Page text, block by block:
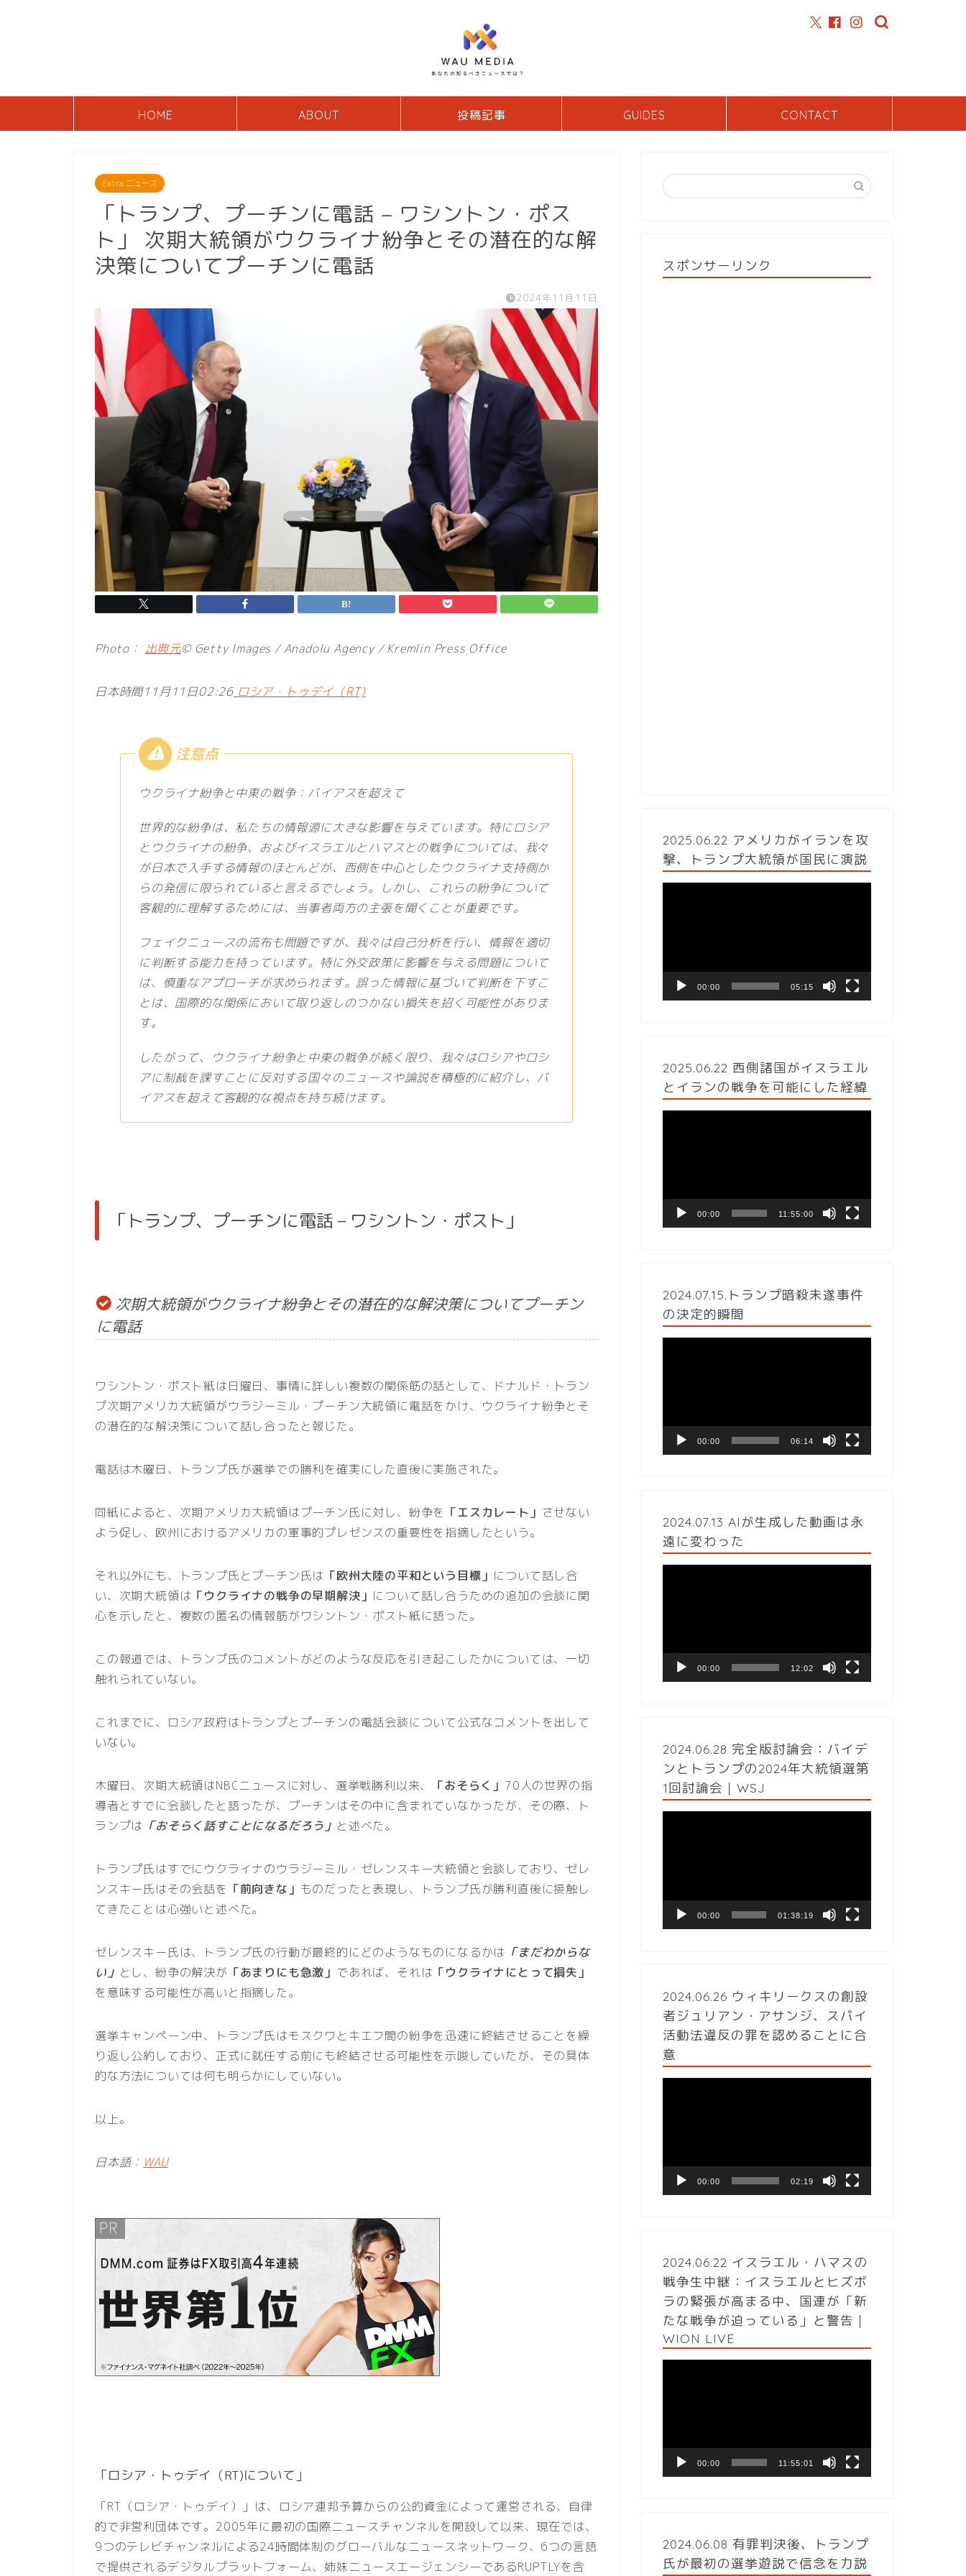
HOME ABOUT 投稿記事 GUIDES CONTACT
Extra ニュース
「トランプ、プーチンに電話 – ワシントン・ポス
ト」 次期大統領がウクライナ紛争とその潜在的な解
決策についてプーチンに電話
2024年11月11日
Photo： 出典元© Getty Images / Anadolu Agency / Kremlin Press Office
日本時間11月11日02:26 ロシア・トゥデイ（RT)
ウクライナ紛争と中東の戦争：バイアスを超えて
世界的な紛争は、私たちの情報源に大きな影響を与えています。特にロシア
とウクライナの紛争、およびイスラエルとハマスとの戦争については、我々
が日本で入手する情報のほとんどが、西側を中心としたウクライナ支持側か
らの発信に限られていると言えるでしょう。しかし、これらの紛争について
客観的に理解するためには、当事者両方の主張を聞くことが重要です。
フェイクニュースの流布も問題ですが、我々は自己分析を行い、情報を適切
に判断する能力を持っています。特に外交政策に影響を与える問題について
は、慎重なアプローチが求められます。誤った情報に基づいて判断を下すこ
とは、国際的な関係において取り返しのつかない損失を招く可能性がありま
す。
したがって、ウクライナ紛争と中東の戦争が続く限り、我々はロシアやロシ
アに制裁を課すことに反対する国々のニュースや論説を積極的に紹介し、バ
イアスを超えて客観的な視点を持ち続けます。
「トランプ、プーチンに電話 – ワシントン・ポスト」
次期大統領がウクライナ紛争とその潜在的な解決策についてプーチン
に電話
ワシントン・ポスト紙は日曜日、事情に詳しい複数の関係筋の話として、ドナルド・トラン
プ次期アメリカ大統領がウラジーミル・プーチン大統領に電話をかけ、ウクライナ紛争とそ
の潜在的な解決策について話し合ったと報じた。
電話は木曜日、トランプ氏が選挙での勝利を確実にした直後に実施された。
同紙によると、次期アメリカ大統領はプーチン氏に対し、紛争を 「エスカレート」 させない
よう促し、欧州におけるアメリカの軍事的プレゼンスの重要性を指摘したという。
それ以外にも、トランプ氏とプーチン氏は 「欧州大陸の平和という目標」 について話し合
い、次期大統領は 「ウクライナの戦争の早期解決」 について話し合うための追加の会談に関
心を示したと、複数の匿名の情報筋がワシントン・ポスト紙に語った。
この報道では、トランプ氏のコメントがどのような反応を引き起こしたかについては、一切
触れられていない。
これまでに、ロシア政府はトランプとプーチンの電話会談について公式なコメントを出して
いない。
木曜日、次期大統領はNBCニュースに対し、選挙戦勝利以来、 「おそらく」 70人の世界の指
導者とすでに会談したと語ったが、プーチンはその中に含まれていなかったが、その際、ト
ランプは 「おそらく話すことになるだろう」 と述べた。
トランプ氏はすでにウクライナのウラジーミル・ゼレンスキー大統領と会談しており、ゼレ
ンスキー氏はその会話を 「前向きな」 ものだったと表現し、トランプ氏が勝利直後に接触し
てきたことは心強いと述べた。
ゼレンスキー氏は、トランプ氏の行動が最終的にどのようなものになるかは 「まだわからな
い」 とし、紛争の解決が 「あまりにも急激」 であれば、それは 「ウクライナにとって損失」
を意味する可能性が高いと指摘した。
選挙キャンペーン中、トランプ氏はモスクワとキエフ間の紛争を迅速に終結させることを繰
り返し公約しており、正式に就任する前にも終結させる可能性を示唆していたが、その具体
的な方法については何も明らかにしていない。
以上。
日本語： WAU
「ロシア・トゥデイ（RT)について」
「RT（ロシア・トゥデイ）」は、ロシア連邦予算からの公的資金によって運営される、自律
的で非営利団体です。2005年に最初の国際ニュースチャンネルを開設して以来、現在では、
9つのテレビチャンネルによる24時間体制のグローバルなニュースネットワーク、6つの言語
で提供されるデジタルプラットフォーム、姉妹ニュースエージェンシーであるRUPTLYを含
スポンサーリンク
2025.06.22 アメリカがイランを攻
撃、トランプ大統領が国民に演説
ヤ
00:00 05:15
2025.06.22 西側諸国がイスラエル
とイランの戦争を可能にした経緯
ヤ
00:00 11:55:00
2024.07.15.トランプ暗殺未遂事件
の決定的瞬間
ヤ
00:00 06:14
2024.07.13 AIが生成した動画は永
遠に変わった
ヤ
00:00 12:02
2024.06.28 完全版討論会：バイデ
ンとトランプの2024年大統領選第
1回討論会｜WSJ
ヤ
00:00 01:38:19
2024.06.26 ウィキリークスの創設
者ジュリアン・アサンジ、スパイ
活動法違反の罪を認めることに合
意
ヤ
00:00 02:19
2024.06.22 イスラエル・ハマスの
戦争生中継：イスラエルとヒズボ
ラの緊張が高まる中、国連が「新
たな戦争が迫っている」と警告｜
WION LIVE
ヤ
00:00 11:55:01
2024.06.08 有罪判決後、トランプ
氏が最初の選挙遊説で信念を力説